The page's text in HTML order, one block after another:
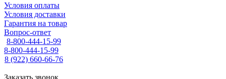
Условия оплаты
Условия доставки
Гарантия на товар
Вопрос-ответ
8-800-444-15-99
8-800-444-15-99
8 (922) 660-66-76
Заказать звонок